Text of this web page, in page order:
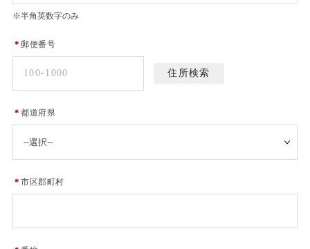
※半角英数字のみ
＊郵便番号
＊都道府県
＊市区郡町村